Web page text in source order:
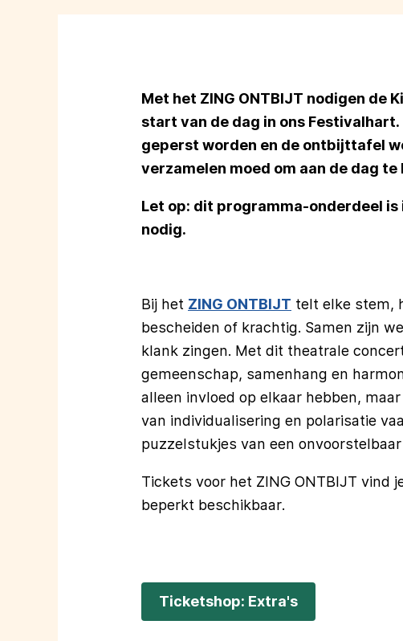
Met het ZING ONTBIJT nodigen de
start van de dag in ons
geperst worden en de ontbijttafel
verzamelen moed om aan de dag te
Let op: dit programma-onderdeel
nodig.
Bij het ZING ONTBIJT telt elke stem,
bescheiden of krachtig. Samen zijn
klank zingen. Met dit theatrale
gemeenschap, samenhang en
alleen invloed op elkaar hebben,
van individualisering en polarisatie
puzzelstukjes van een
Tickets voor het ZING ONTBIJT vind
beperkt beschikbaar.
Ticketshop: Extra's